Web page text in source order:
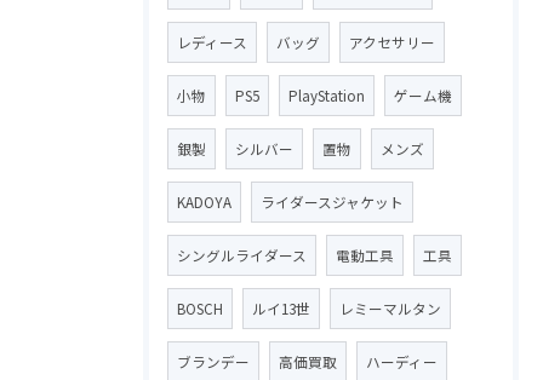
レディース バッグ アクセサリー
小物 PS5 PlayStation ゲーム機
銀製 シルバー 置物 メンズ
KADOYA ライダースジャケット
シングルライダース 電動工具 工具
BOSCH ルイ13世 レミーマルタン
ブランデー 高価買取 ハーディー